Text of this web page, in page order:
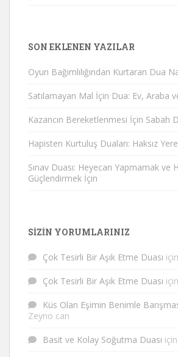
SON EKLENEN YAZILAR
Oyun Bağımlılığından Kurtaran Dua
Satılamayan Mal İçin Dua: Ev, Araba
Kazancın Bereketlenmesi İçin Sabah
Hapisten Kurtuluş Duaları: Haksız
Sınav Duası: Heyecan Yapmamak ve
Güçlendirmek İçin
SIZIN YORUMLARINIZ
Çok Tesirli Bir Aşık Etme Duası için
Çok Tesirli Bir Aşık Etme Duası için
Küs Olan Eşimin Benimle
Zeyno can
Basit ve Kolay Soğutma Duası için